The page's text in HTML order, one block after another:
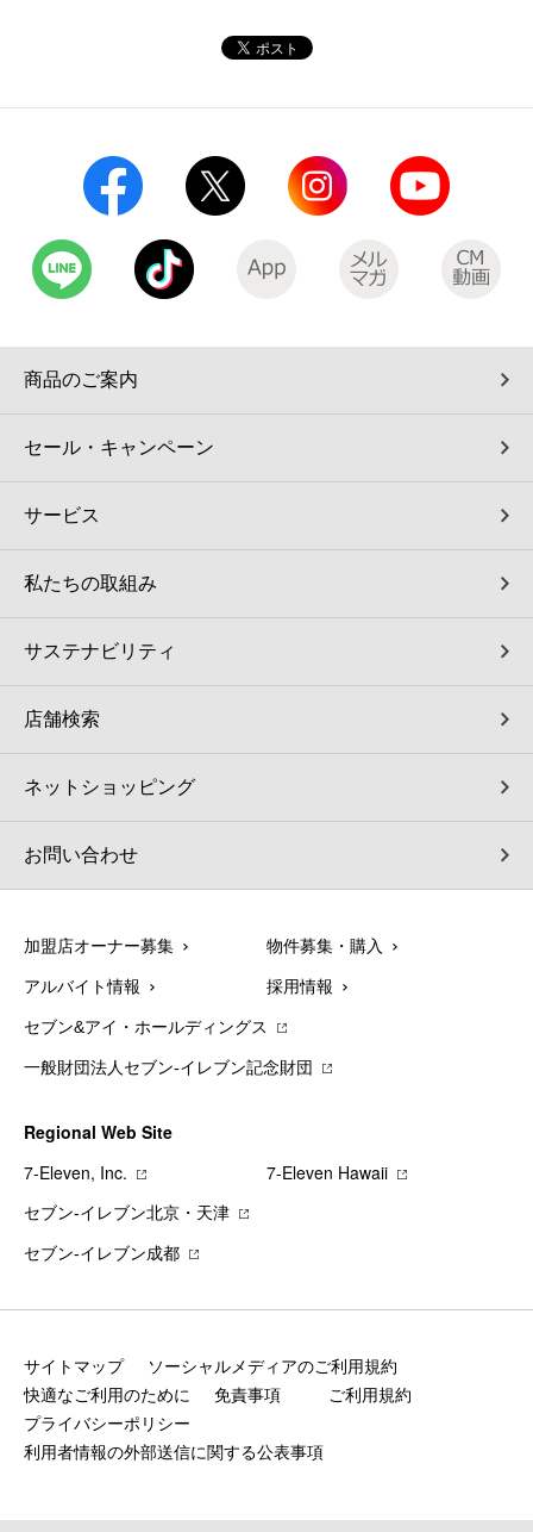
商品のご案内
セール・キャンペーン
サービス
私たちの取組み
サステナビリティ
店舗検索
ネットショッピング
お問い合わせ
加盟店オーナー募集 物件募集・購入
アルバイト情報 採用情報
セブン&アイ・ホールディングス
一般財団法人セブン-イレブン記念財団
Regional Web Site
7‐Eleven, Inc.
7‐Eleven Hawaii
セブン‐イレブン北京・天津
セブン‐イレブン成都
サイトマップ
ソーシャルメディアのご利用規約
快適なご利用のために
免責事項
ご利用規約
プライバシーポリシー
利用者情報の外部送信に関する公表事項